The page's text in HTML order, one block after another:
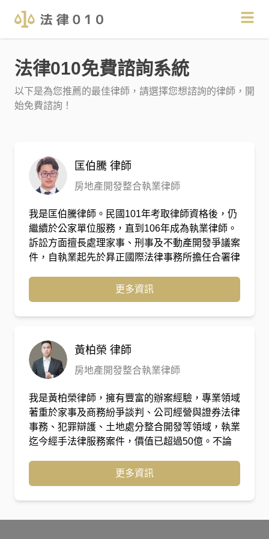
法律010免費諮詢系統
以下是為您推薦的最佳律師，請選擇您想諮詢的律師，開
始免費諮詢！
匡伯騰 律師
房地產開發整合執業律師
我是匡伯騰律師。民國101年考取律師資格後，仍
繼續於公家單位服務，直到106年成為執業律師。
訴訟方面擅長處理家事、刑事及不動產開發爭議案
件，自執業起先於昪正國際法律事務所擔任合署律
建築顧問及室內設計師合作，另外增加不動產爭議
或修繕爭議服務，同時並擔任數家建設公司、營造
廠、建築師事務所及自主更新會之法律顧問，為客
更多資訊
黃柏榮 律師
房地產開發整合執業律師
我是黃柏榮律師，擁有豐富的辦案經驗，專業領域
著重於家事及商務紛爭談判、公司經營與證券法律
事務、犯罪辯護、土地處分整合開發等領域，執業
迄今經手法律服務案件，價值已超過50億。不論
問題尚未發生爭議，歡迎讓我們為您預防爭端。
更多資訊